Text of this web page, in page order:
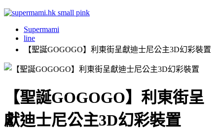
Supermami
line
【聖誕GOGOGO】利東街呈獻迪士尼公主3D幻彩裝置
【聖誕GOGOGO】利東街呈
獻迪士尼公主3D幻彩裝置